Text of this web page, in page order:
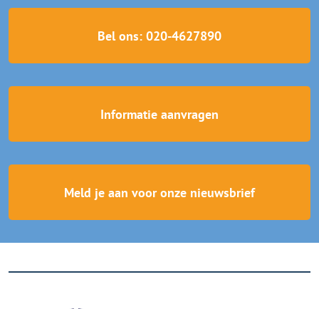
Bel ons: 020-4627890
Informatie aanvragen
Meld je aan voor onze nieuwsbrief